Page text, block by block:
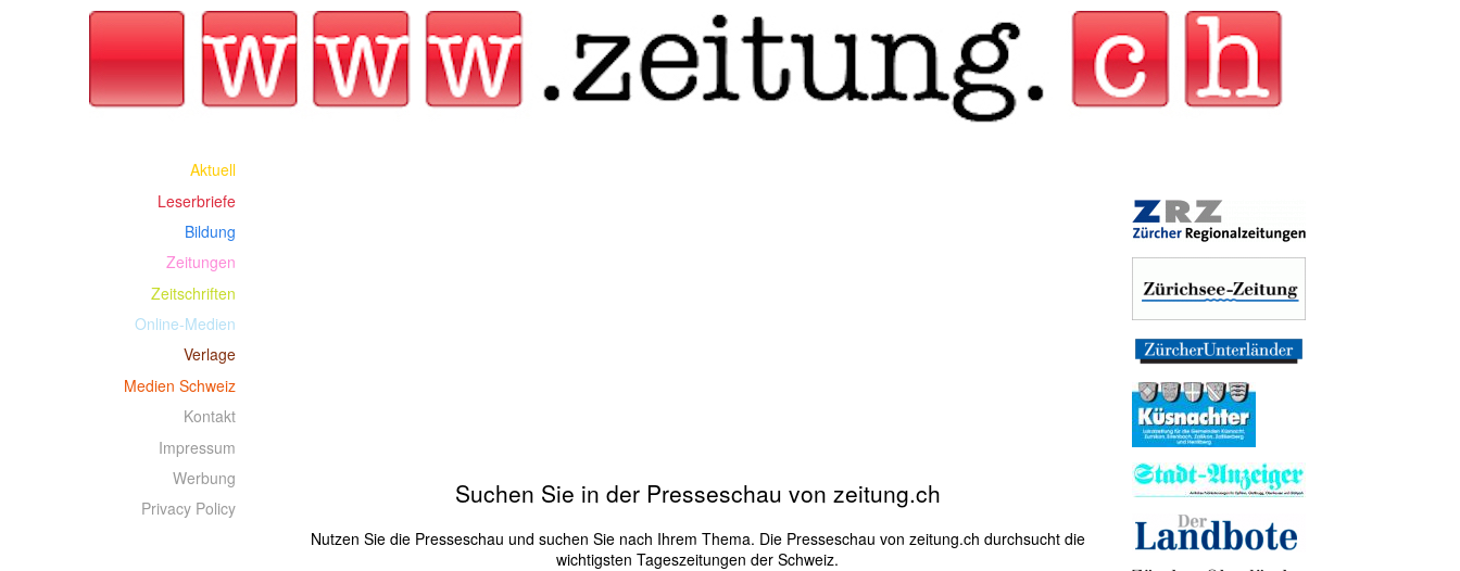
Jump to navigation
Suchen Sie in der Presseschau von zeitung.ch
Nutzen Sie die Presseschau und suchen Sie nach Ihrem Thema. Die Presseschau von zeitung.ch durchsucht die
wichtigsten Tageszeitungen der Schweiz.
Aktuell
Leserbriefe
Bildung
Zeitungen
Zeitschriften
Online-Medien
Verlage
Medien Schweiz
Kontakt
Impressum
Werbung
Privacy Policy